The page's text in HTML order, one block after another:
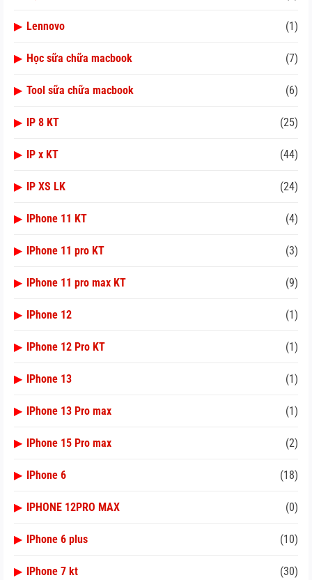
▶ Lennovo (1)
▶ Học sữa chữa macbook (7)
▶ Tool sữa chữa macbook (6)
▶ IP 8 KT (25)
▶ IP x KT (44)
▶ IP XS LK (24)
▶ IPhone 11 KT (4)
▶ IPhone 11 pro KT (3)
▶ IPhone 11 pro max KT (9)
▶ IPhone 12 (1)
▶ IPhone 12 Pro KT (1)
▶ IPhone 13 (1)
▶ IPhone 13 Pro max (1)
▶ IPhone 15 Pro max (2)
▶ IPhone 6 (18)
▶ IPHONE 12PRO MAX (0)
▶ IPhone 6 plus (10)
▶ IPhone 7 kt (30)